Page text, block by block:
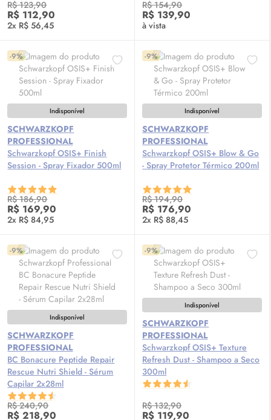
R$ 123,90
R$ 112,90
2x R$ 56,45
R$ 154,90
R$ 139,90
à vista
-9%
Indisponível
SCHWARZKOPF
PROFESSIONAL
Schwarzkopf OSIS+ Finish
Session - Spray Fixador 500ml
R$ 186,90
R$ 169,90
2x R$ 84,95
-9%
Indisponível
SCHWARZKOPF
PROFESSIONAL
Schwarzkopf OSIS+ Blow & Go
- Spray Protetor Térmico 200ml
R$ 194,90
R$ 176,90
2x R$ 88,45
-9%
Indisponível
SCHWARZKOPF
PROFESSIONAL
BC Bonacure Peptide Repair
Rescue Nutri Shield -Sérum
Capilar 2x28ml
R$ 240,90
R$ 218,90
-9%
Indisponível
SCHWARZKOPF
PROFESSIONAL
Schwarzkopf OSIS+ Texture
Refresh Dust - Shampoo a Seco
300ml
R$ 132,90
R$ 119,90